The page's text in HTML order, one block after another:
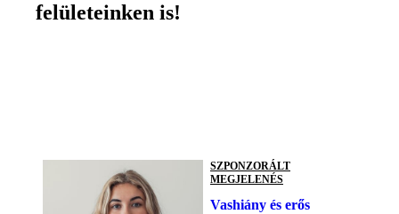
felületeinken is!
SZPONZORÁLT
MEGJELENÉS
Vashiány és erős